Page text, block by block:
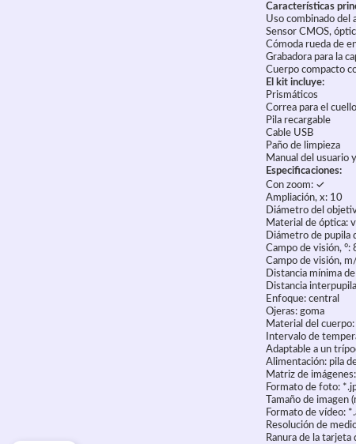
Características
Uso combinado del
Sensor CMOS,
Cómoda rueda de
Grabadora para la
Cuerpo compacto
El kit incluye:
Prismáticos
Correa para el cuello
Pila recargable
Cable USB
Paño de limpieza
Manual del usuario
Especificaciones:
Con zoom: ✓
Ampliación, x: 10
Diámetro del
Material de óptica:
Diámetro de pupila
Campo de visión, °:
Campo de visión,
Distancia mínima
Distancia
Enfoque: central
Ojeras: goma
Material del
Intervalo de
Adaptable a un
Alimentación: pila
Matriz de
Formato de foto:
Tamaño de
Formato de vídeo:
Resolución de
Ranura de la tarjeta